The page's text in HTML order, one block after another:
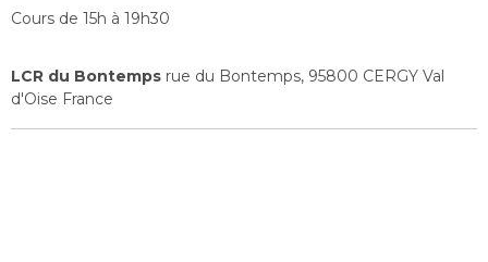
Cours de 15h à 19h30
LCR du Bontemps rue du Bontemps, 95800 CERGY Val
d'Oise France